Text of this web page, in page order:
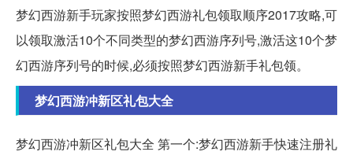
梦幻西游新手玩家按照梦幻西游礼包领取顺序2017攻略,可
以领取激活10个不同类型的梦幻西游序列号,激活这10个梦
幻西游序列号的时候,必须按照梦幻西游新手礼包领。
梦幻西游冲新区礼包大全
梦幻西游冲新区礼包大全 第一个:梦幻西游新手快速注册礼